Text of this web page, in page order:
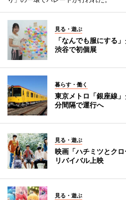
見る・遊ぶ
「なんでも服にする
渋谷で初個展
暮らす・働く
東京メトロ「銀座線
分間隔で運行へ
見る・遊ぶ
映画「ハチミツとク
リバイバル上映
見る・遊ぶ